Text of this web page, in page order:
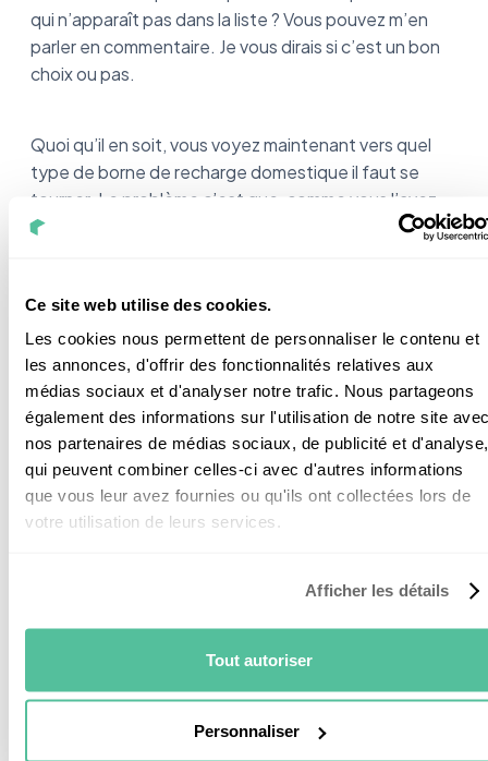
Ce site web utilise des cookies.
Les cookies nous permettent de personnaliser le contenu et
les annonces, d'offrir des fonctionnalités relatives aux
médias sociaux et d'analyser notre trafic. Nous partageons
également des informations sur l'utilisation de notre site
nos partenaires de médias sociaux, de publicité et d'analyse,
qui peuvent combiner celles-ci avec d'autres informations
que vous leur avez fournies ou qu'ils ont collectées lors de
votre utilisation de leurs services.
Afficher les détails
Tout autoriser
Personnaliser
qui n’apparaît pas dans la liste ? Vous pouvez m’en
parler en commentaire. Je vous dirais si c’est un bon
choix ou pas.
Quoi qu’il en soit, vous voyez maintenant vers quel
type de borne de recharge domestique il faut se
tourner. Le problème c’est que, comme vous l’avez
vu, ça peut coûter assez cher…
Du coup, c’est vrai que le prix peut rebuter. Mais
l’État pour faire baisser la facture.
Quelles sont les aides pour
l’achat et l'installation d'une
Vous trouvez que les bornes de recharge sont chères
les véhicules électriques font partie des solutions
réduire les émissions de CO2.